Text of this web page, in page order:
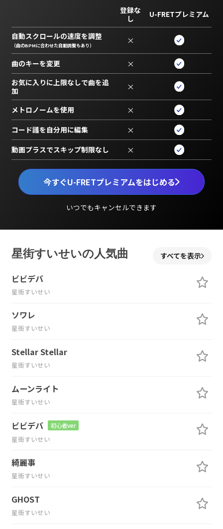
今すぐU-FRETプレミアムをはじめる
いつでもキャンセルできます
登録な
し
U-FRETプレミアム
自動スクロールの速度を調整
（曲のBPMに合わせた自動調整もあり） ×
曲のキーを変更 ×
お気に入りに上限なしで曲を追
加
×
メトロノームを使用 ×
コード譜を自分用に編集 ×
動画プラスでスキップ制限なし ×
星街すいせいの人気曲 すべてを表示
ビビデバ
星街すいせい
ソワレ
星街すいせい
Stellar Stellar
星街すいせい
ムーンライト
星街すいせい
ビビデバ 初心者ver
星街すいせい
綺麗事
星街すいせい
GHOST
星街すいせい